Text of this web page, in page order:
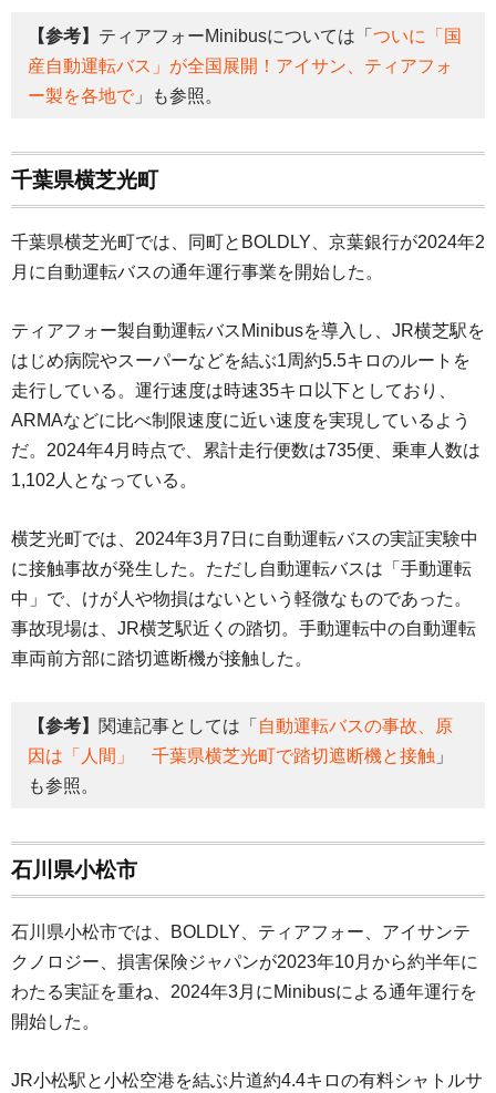
【参考】 ティアフォーMinibusについては「 ついに「国
産自動運転バス」が全国展開！アイサン、ティアフォ
ー製を各地で」も参照。
千葉県横芝光町
千葉県横芝光町では、同町とBOLDLY、京葉銀行が2024年2
月に自動運転バスの通年運行事業を開始した。
ティアフォー製自動運転バスMinibusを導入し、JR横芝駅を
はじめ病院やスーパーなどを結ぶ1周約5.5キロのルートを
走行している。運行速度は時速35キロ以下としており、
ARMAなどに比べ制限速度に近い速度を実現しているよう
だ。2024年4月時点で、累計走行便数は735便、乗車人数は
1,102人となっている。
横芝光町では、2024年3月7日に自動運転バスの実証実験中
に接触事故が発生した。ただし自動運転バスは「手動運転
中」で、けが人や物損はないという軽微なものであった。
事故現場は、JR横芝駅近くの踏切。手動運転中の自動運転
車両前方部に踏切遮断機が接触した。
【参考】 関連記事としては「 自動運転バスの事故、原
因は「人間」 千葉県横芝光町で踏切遮断機と接触 」
も参照。
石川県小松市
石川県小松市では、BOLDLY、ティアフォー、アイサンテ
クノロジー、損害保険ジャパンが2023年10月から約半年に
わたる実証を重ね、2024年3月にMinibusによる通年運行を
開始した。
JR小松駅と小松空港を結ぶ片道約4.4キロの有料シャトルサ